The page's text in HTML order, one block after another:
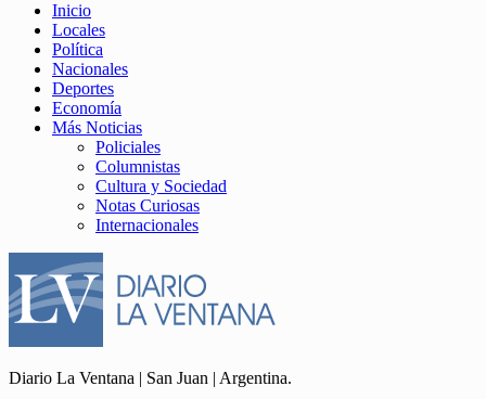
Inicio
Locales
Política
Nacionales
Deportes
Economía
Más Noticias
Policiales
Columnistas
Cultura y Sociedad
Notas Curiosas
Internacionales
Diario La Ventana | San Juan | Argentina.